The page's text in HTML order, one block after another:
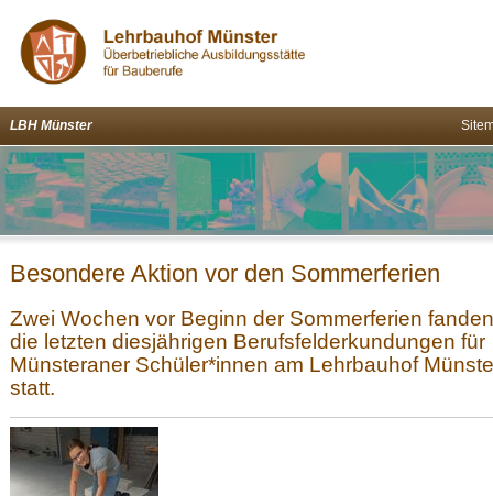
LBH Münster
Besondere Aktion vor den Sommerferien
Zwei Wochen vor Beginn der Sommerferien
die letzten diesjährigen Berufsfelderkundungen für
Münsteraner Schüler*innen am Lehrbauhof
statt.